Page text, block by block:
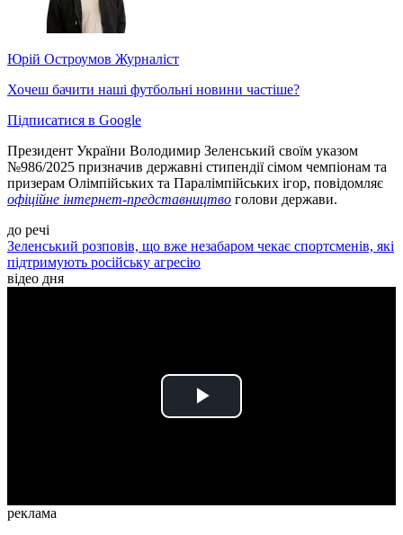
Юрій Остроумов Журналіст
Хочеш бачити наші футбольні новини частіше?
Підписатися в Google
Президент України Володимир Зеленський своїм указом
№986/2025 призначив державні стипендії сімом чемпіонам та
призерам Олімпійських та Паралімпійських ігор, повідомляє
офіційне інтернет-представництво голови держави.
до речі
Зеленський розповів, що вже незабаром чекає спортсменів, які
підтримують російську агресію
відео дня
Play
реклама